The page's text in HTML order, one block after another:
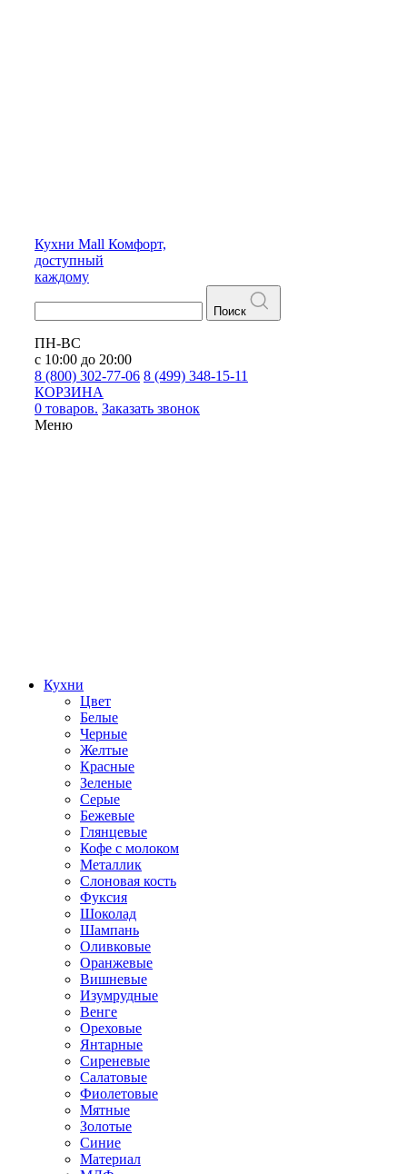
Кухни Mall Комфорт,
доступный
каждому
Поиск
ПН-ВС
с 10:00 до 20:00
8 (800) 302-77-06 8 (499) 348-15-11
КОРЗИНА
0 товаров. Заказать звонок
Меню
Кухни
Цвет
Белые
Черные
Желтые
Красные
Зеленые
Серые
Бежевые
Глянцевые
Кофе с молоком
Металлик
Слоновая кость
Фуксия
Шоколад
Шампань
Оливковые
Оранжевые
Вишневые
Изумрудные
Венге
Ореховые
Янтарные
Сиреневые
Салатовые
Фиолетовые
Мятные
Золотые
Синие
Материал